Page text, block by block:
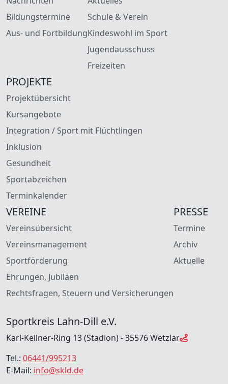
Bildungstermine
Aus- und Fortbildung
Schule & Verein
Kindeswohl im Sport
Jugendausschuss
Freizeiten
PROJEKTE
Projektübersicht
Kursangebote
Integration / Sport mit Flüchtlingen
Inklusion
Gesundheit
Sportabzeichen
Terminkalender
VEREINE
Vereinsübersicht
Vereinsmanagement
Sportförderung
Ehrungen, Jubiläen
Rechtsfragen, Steuern und Versicherungen
PRESSE
Termine
Archiv
Aktuelle
Sportkreis Lahn-Dill e.V.
Karl-Kellner-Ring 13 (Stadion) - 35576 Wetzlar
Tel.: 06441/995213
E-Mail: info@skld.de